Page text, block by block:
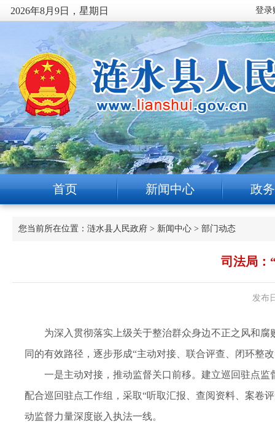
2026年8月9日，星期日
首页 新闻中心 政
您当前所在位置： 涟水县人民政府 > 新闻中心 > 部门动态
司法局：
发布
为深入贯彻落实上级关于整治群众身边不正之风和
同的有效路径，逐步形成“主动对接、联合评查、闭环整
一是主动对接，推动监督关口前移。建立巡回驻点
配合巡回驻点工作组，采取“听取汇报、查阅资料、案卷
动监督力量深度嵌入执法一线。